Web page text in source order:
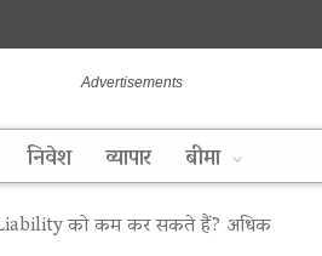
निवेश व्यापार बीमा
को कम कर सकते हैं? अधिक